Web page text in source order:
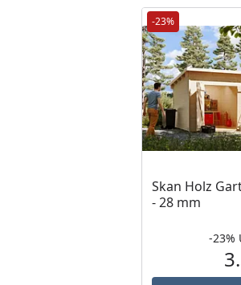
-23%
Skan Holz
- 28 mm
-23%